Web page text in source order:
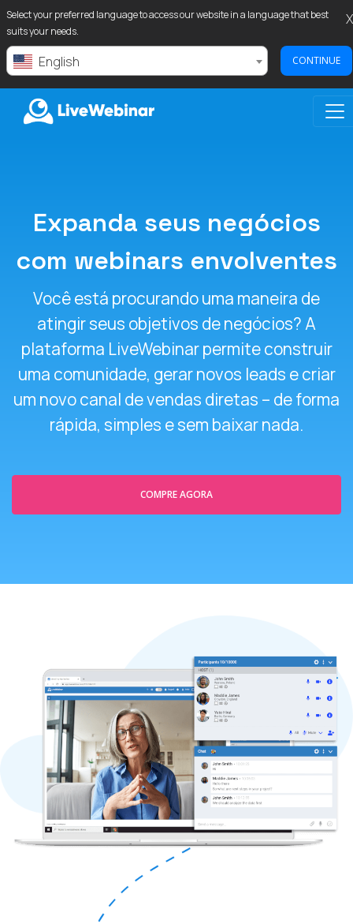
Select your preferred language to access our website in a language that best
suits your needs.
English CONTINUE
X
Expanda seus negócios
com webinars envolventes
Você está procurando uma maneira de
atingir seus objetivos de negócios? A
plataforma LiveWebinar permite construir
uma comunidade, gerar novos leads e criar
um novo canal de vendas diretas – de forma
rápida, simples e sem baixar nada.
COMPRE AGORA